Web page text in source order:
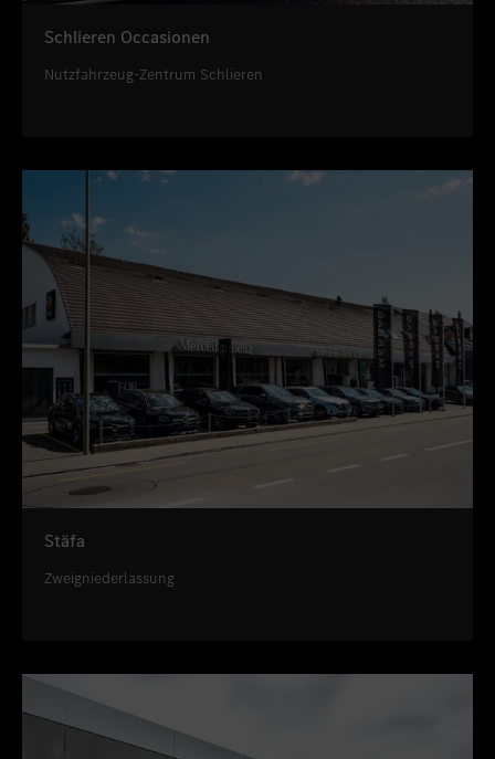
Schlieren Occasionen
Nutzfahrzeug-Zentrum Schlieren
Stäfa
Zweigniederlassung